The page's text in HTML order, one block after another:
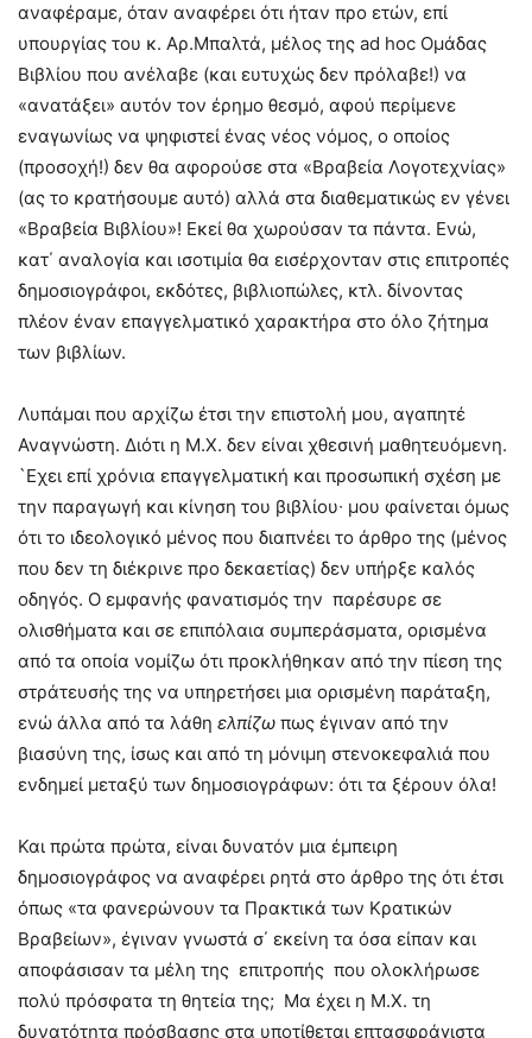
αναφέραμε, όταν αναφέρει ότι ήταν προ ετών, επί
υπουργίας του κ. Αρ.Μπαλτά, μέλος της ad hoc Ομάδας
Βιβλίου που ανέλαβε (και ευτυχώς δεν πρόλαβε!) να
«ανατάξει» αυτόν τον έρημο θεσμό, αφού περίμενε
εναγωνίως να ψηφιστεί ένας νέος νόμος, ο οποίος
(προσοχή!) δεν θα αφορούσε στα «Βραβεία Λογοτεχνίας»
(ας το κρατήσουμε αυτό) αλλά στα διαθεματικώς εν γένει
«Βραβεία Βιβλίου»! Εκεί θα χωρούσαν τα πάντα. Ενώ,
κατ΄ αναλογία και ισοτιμία θα εισέρχονταν στις επιτροπές
δημοσιογράφοι, εκδότες, βιβλιοπώλες, κτλ. δίνοντας
πλέον έναν επαγγελματικό χαρακτήρα στο όλο ζήτημα
των βιβλίων.
Λυπάμαι που αρχίζω έτσι την επιστολή μου, αγαπητέ
Αναγνώστη. Διότι η Μ.Χ. δεν είναι χθεσινή μαθητευόμενη.
`Εχει επί χρόνια επαγγελματική και προσωπική σχέση με
την παραγωγή και κίνηση του βιβλίου∙ μου φαίνεται όμως
ότι το ιδεολογικό μένος που διαπνέει το άρθρο της (μένος
που δεν τη διέκρινε προ δεκαετίας) δεν υπήρξε καλός
οδηγός. Ο εμφανής φανατισμός την παρέσυρε σε
ολισθήματα και σε επιπόλαια συμπεράσματα, ορισμένα
από τα οποία νομίζω ότι προκλήθηκαν από την πίεση της
στράτευσής της να υπηρετήσει μια ορισμένη παράταξη,
ενώ άλλα από τα λάθη ελπίζω πως έγιναν από την
βιασύνη της, ίσως και από τη μόνιμη στενοκεφαλιά που
ενδημεί μεταξύ των δημοσιογράφων: ότι τα ξέρουν όλα!
Και πρώτα πρώτα, είναι δυνατόν μια έμπειρη
δημοσιογράφος να αναφέρει ρητά στο άρθρο της ότι έτσι
όπως «τα φανερώνουν τα Πρακτικά των Κρατικών
Βραβείων», έγιναν γνωστά σ΄ εκείνη τα όσα είπαν και
αποφάσισαν τα μέλη της επιτροπής που ολοκλήρωσε
πολύ πρόσφατα τη θητεία της; Μα έχει η Μ.Χ. τη
δυνατότητα πρόσβασης στα υποτίθεται επτασφράγιστα